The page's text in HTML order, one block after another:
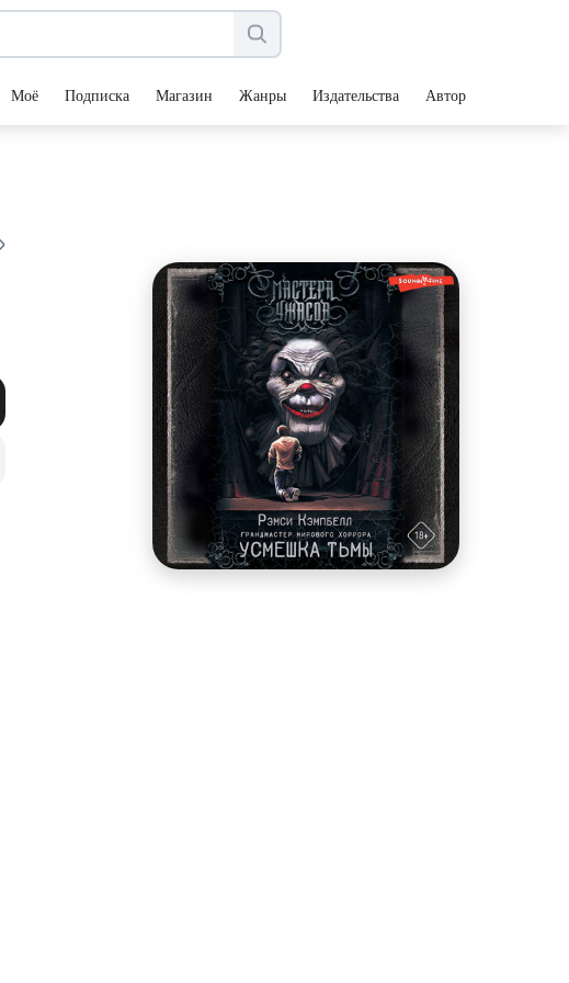
Моё Подписка Магазин Жанры Издательства Авторы